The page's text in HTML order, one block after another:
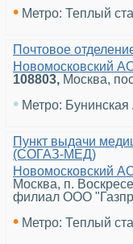
• Метро: Теплый
Почтовое
Новомосковский
108803, Москва,
• Метро:
Пункт выдачи
(СОГАЗ-МЕД)
Новомосковский
Москва, п.
филиал ООО
• Метро: Теплый